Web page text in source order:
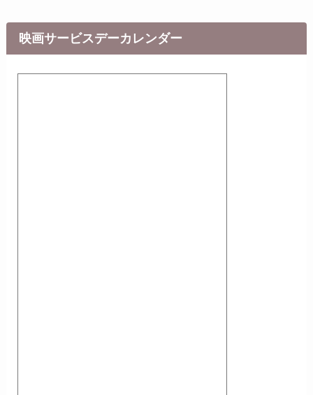
映画サービスデーカレンダー